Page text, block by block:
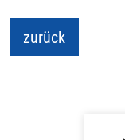
zurück